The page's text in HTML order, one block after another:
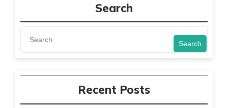
Search
Search
Recent Posts